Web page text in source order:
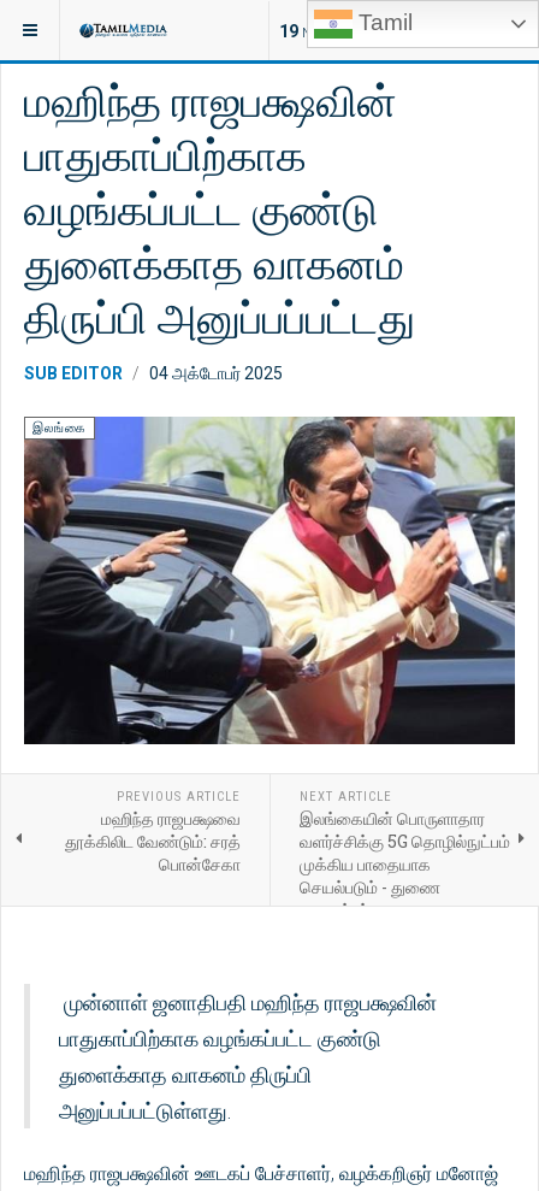
Tamil
19 NEW ARTICLES
இருக்குமிடம்: செய்திகள்
மஹிந்த ராஜபக்ஷவின்
பாதுகாப்பிற்காக
வழங்கப்பட்ட குண்டு
துளைக்காத வாகனம்
திருப்பி அனுப்பப்பட்டது
SUB EDITOR 04 அக்டோபர் 2025
இலங்கை
PREVIOUS ARTICLE
மஹிந்த ராஜபக்ஷவை
தூக்கிலிட வேண்டும்: சரத்
பொன்சேகா
NEXT ARTICLE
இலங்கையின் பொருளாதார
வளர்ச்சிக்கு 5G தொழில்நுட்பம்
முக்கிய பாதையாக
செயல்படும் - துணை
அமைச்சர்
முன்னாள் ஜனாதிபதி மஹிந்த ராஜபக்ஷவின்
பாதுகாப்பிற்காக வழங்கப்பட்ட குண்டு
துளைக்காத வாகனம் திருப்பி
அனுப்பப்பட்டுள்ளது.
மஹிந்த ராஜபக்ஷவின் ஊடகப் பேச்சாளர், வழக்கறிஞர் மனோஜ்